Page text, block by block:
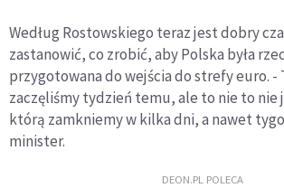
Według Rostowskiego teraz jest dobry
zastanowić, co zrobić, aby Polska była
przygotowana do wejścia do strefy euro. -
zaczęliśmy tydzień temu, ale to nie to nie
którą zamkniemy w kilka dni, a nawet
minister.
DEON.PL POLECA